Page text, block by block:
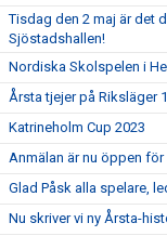
Tisdag den 2 maj är det
Sjöstadshallen!
Nordiska Skolspelen i
Årsta tjejer på Riksläger
Katrineholm Cup 2023
Anmälan är nu öppen för
Glad Påsk alla spelare,
Nu skriver vi ny Årsta-